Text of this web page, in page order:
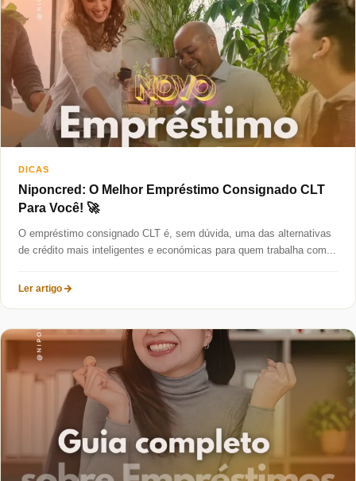
DICAS
Niponcred: O Melhor Empréstimo Consignado CLT
Para Você! 🚀
O empréstimo consignado CLT é, sem dúvida, uma das alternativas
de crédito mais inteligentes e económicas para quem trabalha com...
Ler artigo